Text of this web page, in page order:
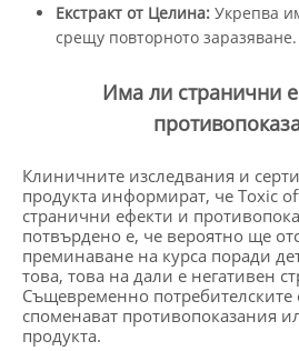
Екстракт от Целина: Укрепва
срещу повторното заразяване.
Има ли странични
Клиничните изследвания и
продукта информират, че Toxic
странични ефекти и
потвърдено е, че вероятно ще
преминаване на курса поради
това, това на дали е негативен
Същевременно
споменават противопоказания
продукта.